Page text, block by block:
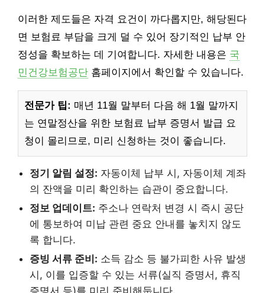
이러한 제도들은 자격 요건이 까다롭지만, 해당된다
면 보험료 부담을 크게 덜 수 있어 장기적인 납부 안
정성을 확보하는 데 기여합니다. 자세한 내용은 국
민건강보험공단 홈페이지에서 확인할 수 있습니다.
전문가 팁: 매년 11월 말부터 다음 해 1월 말까지
는 연말정산을 위한 보험료 납부 증명서 발급 요
청이 몰리므로, 미리 신청하는 것이 좋습니다.
정기 알림 설정: 자동이체 납부 시, 자동이체 계좌
의 잔액을 미리 확인하는 습관이 중요합니다.
정보 업데이트: 주소나 연락처 변경 시 즉시 공단
에 통보하여 미납 관련 중요 안내를 놓치지 않도
록 합니다.
증빙 서류 준비: 소득 감소 등 불가피한 사유 발생
시, 이를 입증할 수 있는 서류(실직 증명서, 휴직